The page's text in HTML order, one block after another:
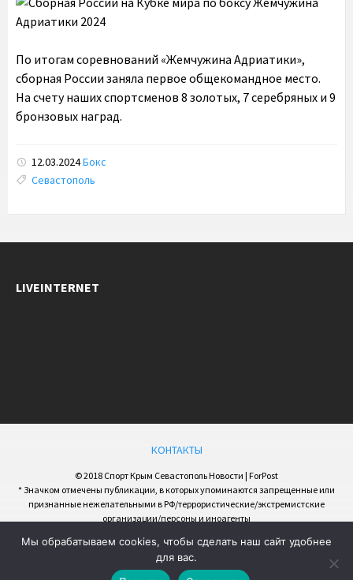
По итогам соревнований «Жемчужина Адриатики»,
сборная России заняла первое общекомандное место.
На счету наших спортсменов 8 золотых, 7 серебряных и 9
бронзовых наград.
12.03.2024Бокс
Tags:
Севастополь
LIVEINTERNET
КОНТАКТЫ
© 2018 Спорт Крым Севастополь Новости | ForPost
* Значком отмечены публикации, в которых упоминаются запрещенные или
признанные нежелательными в РФ/террористические/экстремистские
организации/персоны и иноагенты
Мы обрабатываем cookies, чтобы сделать наш сайт удобнее
для вас.